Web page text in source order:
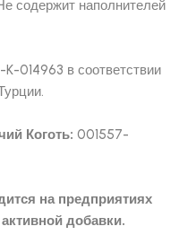
содержит наполнителей
014963 в соответствии
Коготь: 001557-
на предприятиях
добавки.